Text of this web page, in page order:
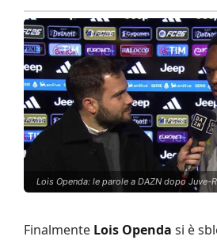
Lois Openda: le parole a DAZN dopo Juve-
Finalmente Lois Openda si è